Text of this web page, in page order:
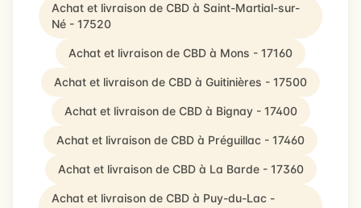
Achat et livraison de CBD à Saint-Martial-sur-
Né - 17520
Achat et livraison de CBD à Mons - 17160
Achat et livraison de CBD à Guitinières - 17500
Achat et livraison de CBD à Bignay - 17400
Achat et livraison de CBD à Préguillac - 17460
Achat et livraison de CBD à La Barde - 17360
Achat et livraison de CBD à Puy-du-Lac -